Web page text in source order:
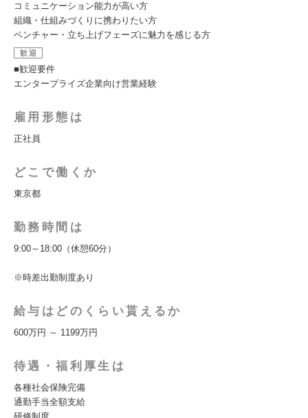
コミュニケーション能力が高い方
組織・仕組みづくりに携わりたい方
ベンチャー・立ち上げフェーズに魅力を感じる方
歓迎
■歓迎要件
エンタープライズ企業向け営業経験
雇用形態は
正社員
どこで働くか
東京都
勤務時間は
9:00～18:00（休憩60分）
※時差出勤制度あり
給与はどのくらい貰えるか
600万円 ～ 1199万円
待遇・福利厚生は
各種社会保険完備
通勤手当全額支給